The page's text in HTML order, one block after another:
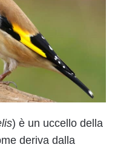
) è un uccello della
deriva dalla